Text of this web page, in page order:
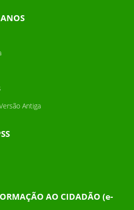
Antiga
AO CIDADÃO (e-